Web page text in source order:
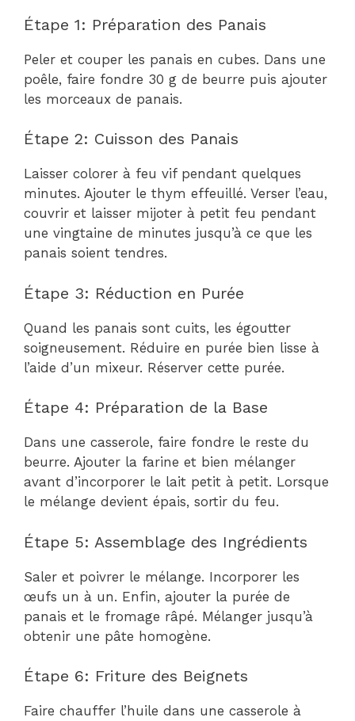
Étape 1: Préparation des Panais
Peler et couper les panais en cubes. Dans une
poêle, faire fondre 30 g de beurre puis ajouter
les morceaux de panais.
Étape 2: Cuisson des Panais
Laisser colorer à feu vif pendant quelques
minutes. Ajouter le thym effeuillé. Verser l’eau,
couvrir et laisser mijoter à petit feu pendant
une vingtaine de minutes jusqu’à ce que les
panais soient tendres.
Étape 3: Réduction en Purée
Quand les panais sont cuits, les égoutter
soigneusement. Réduire en purée bien lisse à
l’aide d’un mixeur. Réserver cette purée.
Étape 4: Préparation de la Base
Dans une casserole, faire fondre le reste du
beurre. Ajouter la farine et bien mélanger
avant d’incorporer le lait petit à petit. Lorsque
le mélange devient épais, sortir du feu.
Étape 5: Assemblage des Ingrédients
Saler et poivrer le mélange. Incorporer les
œufs un à un. Enfin, ajouter la purée de
panais et le fromage râpé. Mélanger jusqu’à
obtenir une pâte homogène.
Étape 6: Friture des Beignets
Faire chauffer l’huile dans une casserole à